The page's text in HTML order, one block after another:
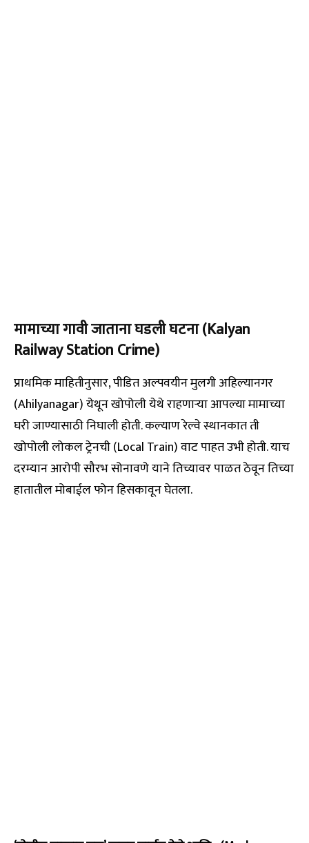
मामाच्या गावी जाताना घडली घटना (Kalyan
Railway Station Crime)
प्राथमिक माहितीनुसार, पीडित अल्पवयीन मुलगी अहिल्यानगर
(Ahilyanagar) येथून खोपोली येथे राहणाऱ्या आपल्या मामाच्या
घरी जाण्यासाठी निघाली होती. कल्याण रेल्वे स्थानकात ती
खोपोली लोकल ट्रेनची (Local Train) वाट पाहत उभी होती. याच
दरम्यान आरोपी सौरभ सोनावणे याने तिच्यावर पाळत ठेवून तिच्या
हातातील मोबाईल फोन हिसकावून घेतला.